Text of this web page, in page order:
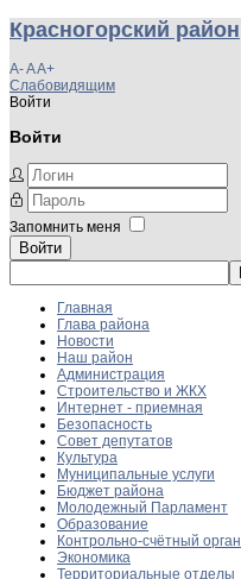
Красногорский район
A-AA+
Слабовидящим
Войти
Войти
Запомнить меня
Войти
Главная
Глава района
Новости
Наш район
Администрация
Строительство и ЖКХ
Интернет - приемная
Безопасность
Совет депутатов
Культура
Муниципальные услуги
Бюджет района
Молодежный Парламент
Образование
Контрольно-счётный орган
Экономика
Территориальные отделы